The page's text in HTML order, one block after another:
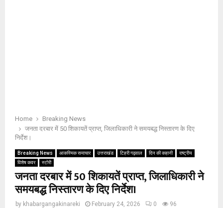
Home
Breaking News
जनता दरबार में 50 शिकायतें प्राप्त, जिलाधिकारी ने समयबद्ध निस्तारण के दिए
निर्देश।
Breaking News आकस्मिक समाचार उत्तराखंड टिहरी गढ़वाल दिन की कहानी
राष्ट्रीय
विशेष कवर
स्टोरी
जनता दरबार में 50 शिकायतें प्राप्त, जिलाधिकारी ने
समयबद्ध निस्तारण के दिए निर्देश।
by khabargangakinareki February 24, 2026 0 96